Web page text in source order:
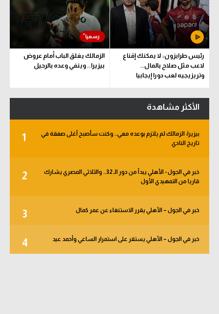
رئيس طرابزون: لا يمكنك إقناع
لاعب مثل صلاح بالمال..
وتريزيجيه لعب دورا إيجابيا
الزمالك يغلق الباب أمام عروض
بيزيرا.. وينفي وعده بالرحيل
الأكثر مشاهدة
1
بيزيرا: الزمالك لم يلتزم بوعده معي.. وكنت سأصبح أغلى صفقة في
تاريخ النادي
2
خبر في الجول - الأهلي يبدأ من دور الـ 32.. والثلاثي المصري يشارك
قاريا من التمهيدي الأول
3 خبر في الجول – الأهلي يقرر الاستنغاء عن عمر كمال
4 خبر في الجول – الأهلي يستقر على استمرار الساعي وأحمد عيد